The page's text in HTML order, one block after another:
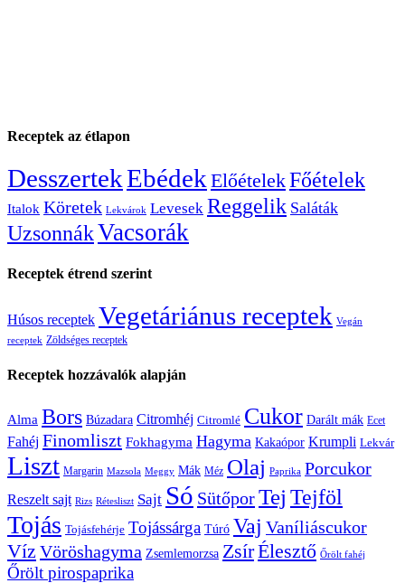
Receptek az étlapon
DesszertekEbédek ElőételekFőételek
Italok Köretek Lekvárok Levesek Reggelik Saláták
UzsonnákVacsorák
Receptek étrend szerint
Húsos receptek Vegetáriánus receptek Vegán
receptek Zöldséges receptek
Receptek hozzávalók alapján
Alma Bors Búzadara Citromhéj Citromlé Cukor Darált mák Ecet
Fahéj Finomliszt Fokhagyma Hagyma Kakaópor Krumpli Lekvár
Liszt Margarin Mazsola Meggy Mák Méz Olaj Paprika Porcukor
Reszelt sajt Rizs Rétesliszt Sajt Só SütőporTej Tejföl
Tojás Tojásfehérje Tojássárga Túró Vaj Vaníliáscukor
Víz Vöröshagyma Zsemlemorzsa ZsírÉlesztő Őrölt fahéj
Őrölt pirospaprika